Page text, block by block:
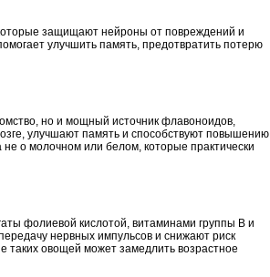
защищают нейроны от повреждений и
улучшить память, предотвратить потерю
но и мощный источник флавоноидов,
улучшают память и способствуют повышению
о молочном или белом, которые практически
фолиевой кислотой, витаминами группы B и
нервных импульсов и снижают риск
таких овощей может замедлить возрастное